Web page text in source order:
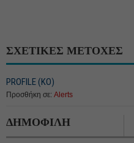
ΣΧΕΤΙΚΕΣ ΜΕΤΟΧΕΣ
PROFILE (ΚΟ)
Προσθήκη σε: Alerts
ΔΗΜΟΦΙΛΗ